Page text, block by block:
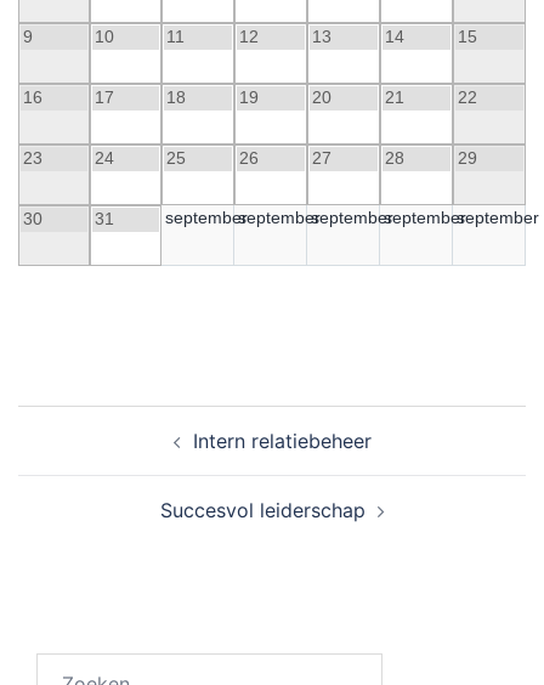
9 10 11 12 13 14 15
16 17 18 19 20 21 22
23 24 25 26 27 28 29
30 31 septemberseptemberseptemberseptemberseptember
Intern relatiebeheer
Succesvol leiderschap